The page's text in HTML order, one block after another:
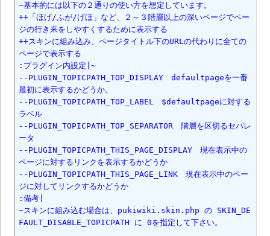
~基本的には以下の２通りの使い方を想定しています。
++「ほげ/ふが/げほ」など、２～３階層以上の深いページでペー
ジの行き来をしやすくするために表示する
++スキンに組み込み、ページタイトル下のURLの代わりに全ての
ページで表示する
:プラグイン内設定|~
--PLUGIN_TOPICPATH_TOP_DISPLAY　defaultpageを一番
最初に表示するかどうか。
--PLUGIN_TOPICPATH_TOP_LABEL　$defaultpageに対する
ラベル
--PLUGIN_TOPICPATH_TOP_SEPARATOR　階層を区切るセパレ
ータ
--PLUGIN_TOPICPATH_THIS_PAGE_DISPLAY　現在表示中の
ページに対するリンクを表示するかどうか
--PLUGIN_TOPICPATH_THIS_PAGE_LINK　現在表示中のペー
ジに対してリンクするかどうか
:備考|
~スキンに組み込む場合は、pukiwiki.skin.php の SKIN_DE
FAULT_DISABLE_TOPICPATH に 0を指定して下さい。